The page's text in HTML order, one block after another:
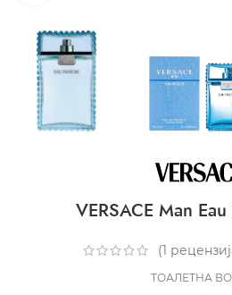
VERSACE Man
(1
ТОАЛЕТНА